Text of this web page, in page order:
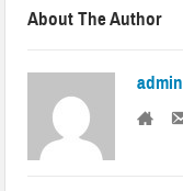
About The Author
admin